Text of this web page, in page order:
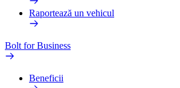
Raportează un vehicul
Bolt for Business
Beneficii